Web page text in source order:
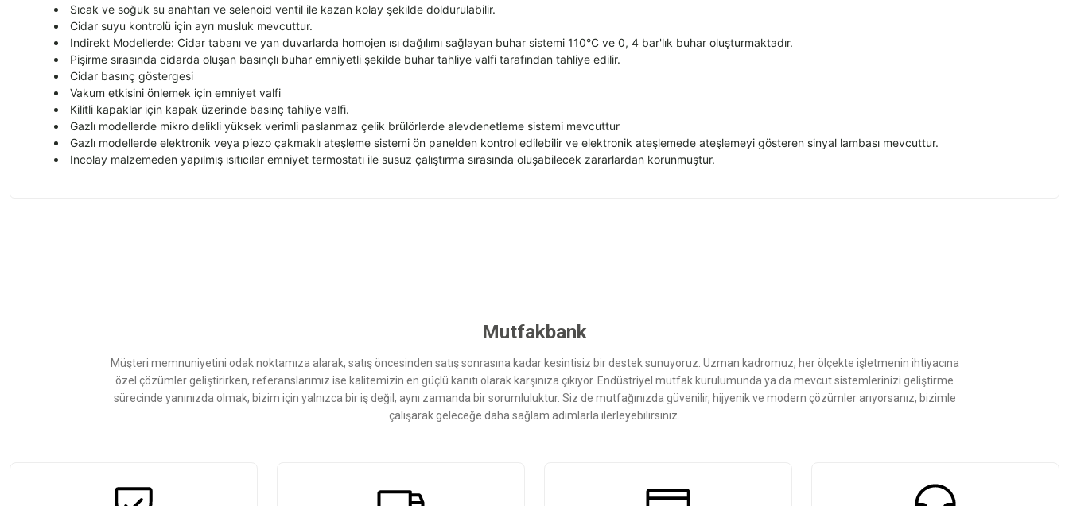
Sıcak ve soğuk su anahtarı ve selenoid ventil ile kazan kolay şekilde doldurulabilir.
Cidar suyu kontrolü için ayrı musluk mevcuttur.
Indirekt Modellerde: Cidar tabanı ve yan duvarlarda homojen ısı dağılımı sağlayan buhar sistemi 110°C ve 0, 4 bar'lık buhar oluşturmaktadır.
Pişirme sırasında cidarda oluşan basınçlı buhar emniyetli şekilde buhar tahliye valfi tarafından tahliye edilir.
Cidar basınç göstergesi
Vakum etkisini önlemek için emniyet valfi
Kilitli kapaklar için kapak üzerinde basınç tahliye valfi.
Gazlı modellerde mikro delikli yüksek verimli paslanmaz çelik brülörlerde alevdenetleme sistemi mevcuttur
Gazlı modellerde elektronik veya piezo çakmaklı ateşleme sistemi ön panelden kontrol edilebilir ve elektronik ateşlemede ateşlemeyi gösteren sinyal lambası mevcuttur.
Incolay malzemeden yapılmış ısıtıcılar emniyet termostatı ile susuz çalıştırma sırasında oluşabilecek zararlardan korunmuştur.
Bu ürüne benzer farklı alternatifler olmalı.
Mutfakbank
Müşteri memnuniyetini odak noktamıza alarak, satış öncesinden satış sonrasına kadar kesintisiz bir destek sunuyoruz. Uzman kadromuz, her ölçekte işletmenin ihtiyacına
özel çözümler geliştirirken, referanslarımız ise kalitemizin en güçlü kanıtı olarak karşınıza çıkıyor. Endüstriyel mutfak kurulumunda ya da mevcut sistemlerinizi geliştirme
sürecinde yanınızda olmak, bizim için yalnızca bir iş değil; aynı zamanda bir sorumluluktur. Siz de mutfağınızda güvenilir, hijyenik ve modern çözümler arıyorsanız, bizimle
çalışarak geleceğe daha sağlam adımlarla ilerleyebilirsiniz.